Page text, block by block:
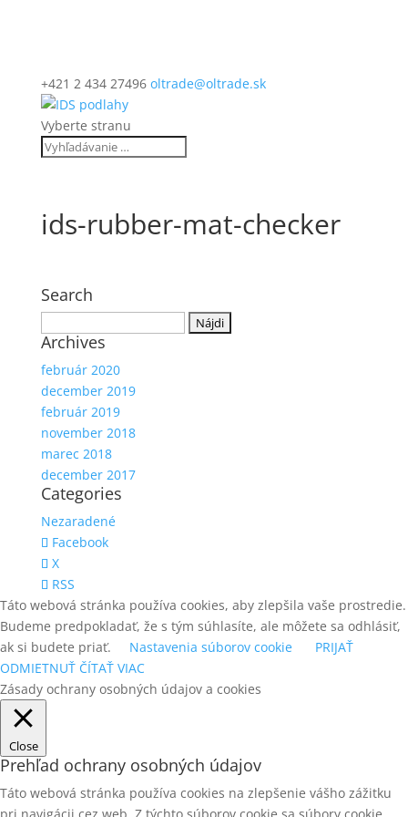
+421 2 434 27496 oltrade@oltrade.sk
Vyberte stranu
ids-rubber-mat-checker
Search
Archives
február 2020
december 2019
február 2019
november 2018
marec 2018
december 2017
Categories
Nezaradené
Facebook
X
RSS
Táto webová stránka používa cookies, aby zlepšila vaše prostredie.
Budeme predpokladať, že s tým súhlasíte, ale môžete sa odhlásiť,
ak si budete priať.
Nastavenia súborov cookie
PRIJAŤ
ODMIETNUŤ ČÍTAŤ VIAC
Zásady ochrany osobných údajov a cookies
Close
Prehľad ochrany osobných údajov
Táto webová stránka používa cookies na zlepšenie vášho zážitku